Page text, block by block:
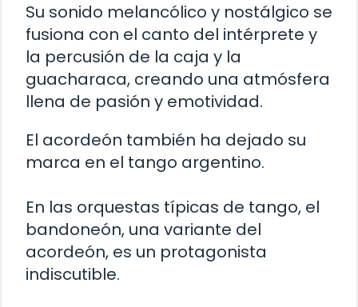
Su sonido melancólico y nostálgico se
fusiona con el canto del intérprete y
la percusión de la caja y la
guacharaca, creando una atmósfera
llena de pasión y emotividad.
El acordeón también ha dejado su
marca en el tango argentino.
En las orquestas típicas de tango, el
bandoneón, una variante del
acordeón, es un protagonista
indiscutible.